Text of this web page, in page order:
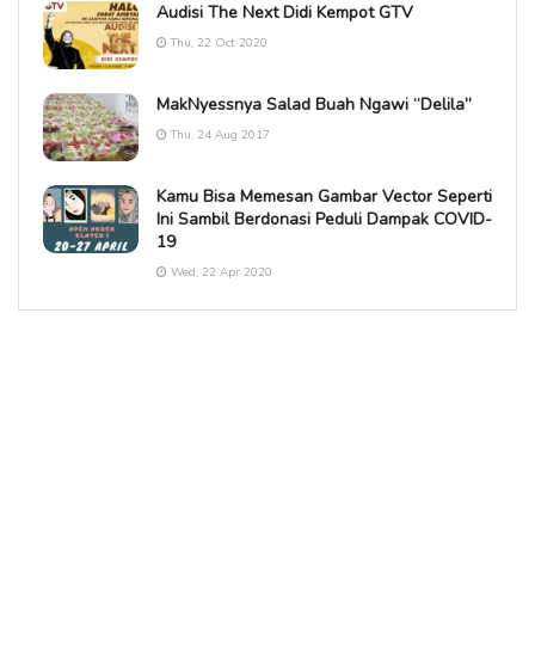
Audisi The Next Didi Kempot GTV
Thu, 22 Oct 2020
MakNyessnya Salad Buah Ngawi “Delila”
Thu, 24 Aug 2017
Kamu Bisa Memesan Gambar Vector Seperti
Ini Sambil Berdonasi Peduli Dampak COVID-
19
Wed, 22 Apr 2020